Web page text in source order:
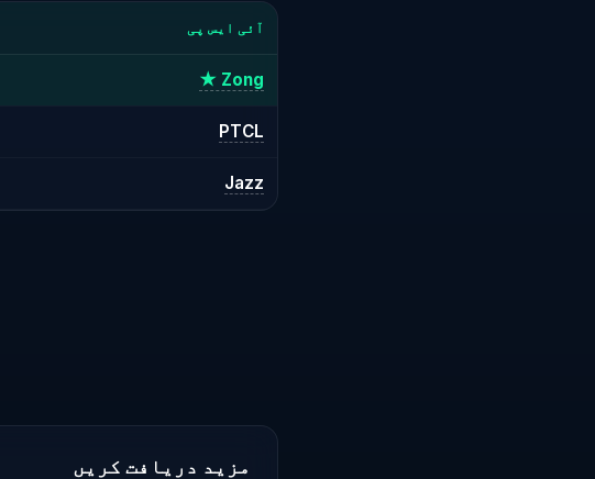
آئی ایس پی
Zong ★
PTCL
Jazz
مزید دریافت کریں